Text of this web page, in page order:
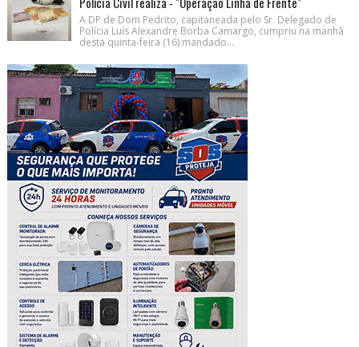
A DP de Dom Pedrito, capitaneada pelo Sr. Delegado de
Polícia Luís Alexandre Borba Camargo, cumpriu na manhã
desta quinta-feira (16) mandado...